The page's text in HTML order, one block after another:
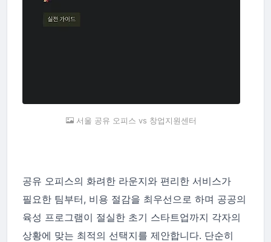
서울 공유 오피스 vs 창업지원센터
공유 오피스의 화려한 라운지와 편리한 서비스가
필요한 팀부터, 비용 절감을 최우선으로 하며 공공의
육성 프로그램이 절실한 초기 스타트업까지 각자의
상황에 맞는 최적의 선택지를 제안합니다. 단순히